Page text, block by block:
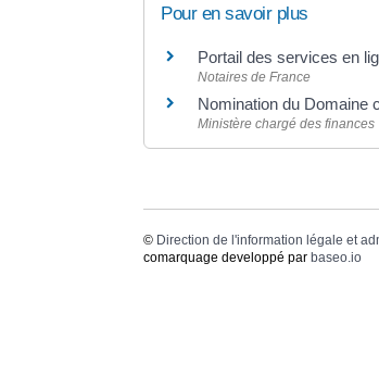
Pour en savoir plus
Portail des services en
Notaires de France
Nomination du Domaine
Ministère chargé des finances
© Direction de l'information légale et
comarquage developpé par baseo.io